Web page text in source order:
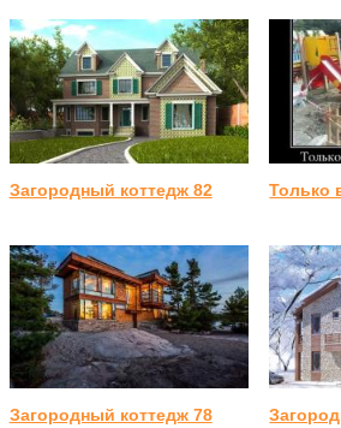
Загородный коттедж 82 Только
Загородный коттедж 78